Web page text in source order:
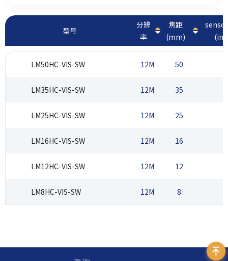
型号
分辨
率
焦距
(mm)
LM50HC-VIS-SW 12M 50
LM35HC-VIS-SW 12M 35
LM25HC-VIS-SW 12M 25
LM16HC-VIS-SW 12M 16
LM12HC-VIS-SW 12M 12
LM8HC-VIS-SW 12M 8